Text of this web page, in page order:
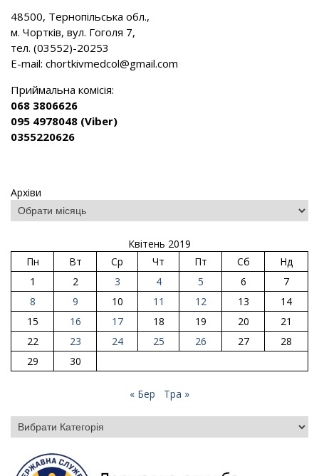
48500, Тернопільська обл.,
м. Чортків, вул. Гоголя 7,
тел. (03552)-20253
E-mail: chortkivmedcol@gmail.com
Приймальна комісія:
068 3806626
095 4978048 (Viber)
0355220626
Архіви
Квітень 2019
Пн
Вт Ср Чт Пт Сб
Нд
1
2 3 4 5 6
7
8
9 10 11 12 13
14
15
16 17 18 19 20
21
22
23 24 25 26 27
28
29
30
« Бер Тра »
Категорії